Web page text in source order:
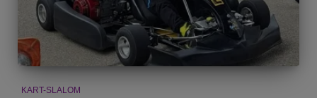
KART-SLALOM